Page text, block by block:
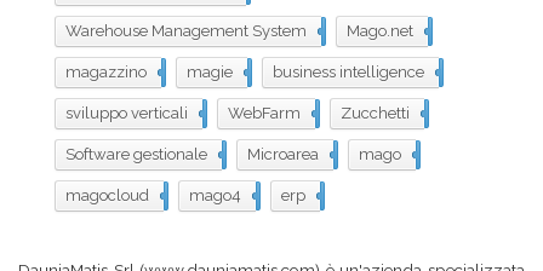
Warehouse Management System Mago.net
magazzino magie business intelligence
sviluppo verticali WebFarm Zucchetti
Software gestionale Microarea mago
magocloud mago4 erp